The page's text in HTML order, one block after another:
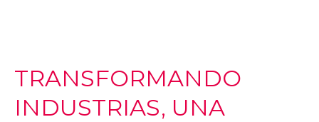
TRANSFORMANDO
INDUSTRIAS, UNA